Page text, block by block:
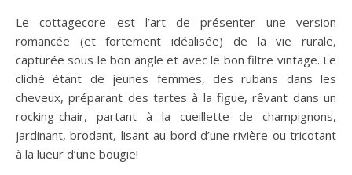
Le cottagecore est l’art de présenter une version
romancée (et fortement idéalisée) de la vie rurale,
capturée sous le bon angle et avec le bon filtre vintage. Le
cliché étant de jeunes femmes, des rubans dans les
cheveux, préparant des tartes à la figue, rêvant dans un
rocking-chair, partant à la cueillette de champignons,
jardinant, brodant, lisant au bord d’une rivière ou tricotant
à la lueur d’une bougie!